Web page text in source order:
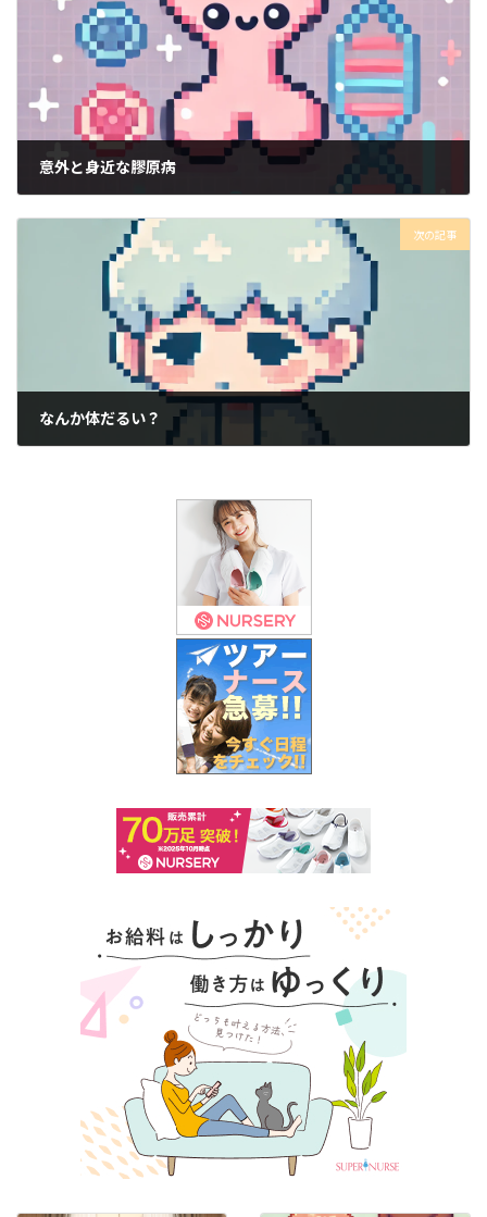
意外と身近な膠原病
次の記事
なんか体だるい？